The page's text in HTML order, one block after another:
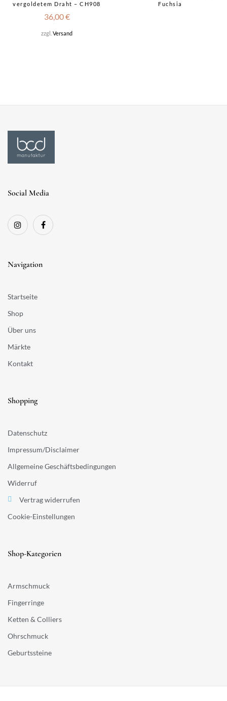
vergoldetem Draht – CH908
36,00€
zzgl. Versand
Fuchsia
Social Media
Navigation
Startseite
Shop
Über uns
Märkte
Kontakt
Shopping
Datenschutz
Impressum/Disclaimer
Allgemeine Geschäftsbedingungen
Widerruf
Vertrag widerrufen
Cookie-Einstellungen
Shop-Kategorien
Armschmuck
Fingerringe
Ketten & Colliers
Ohrschmuck
Geburtssteine